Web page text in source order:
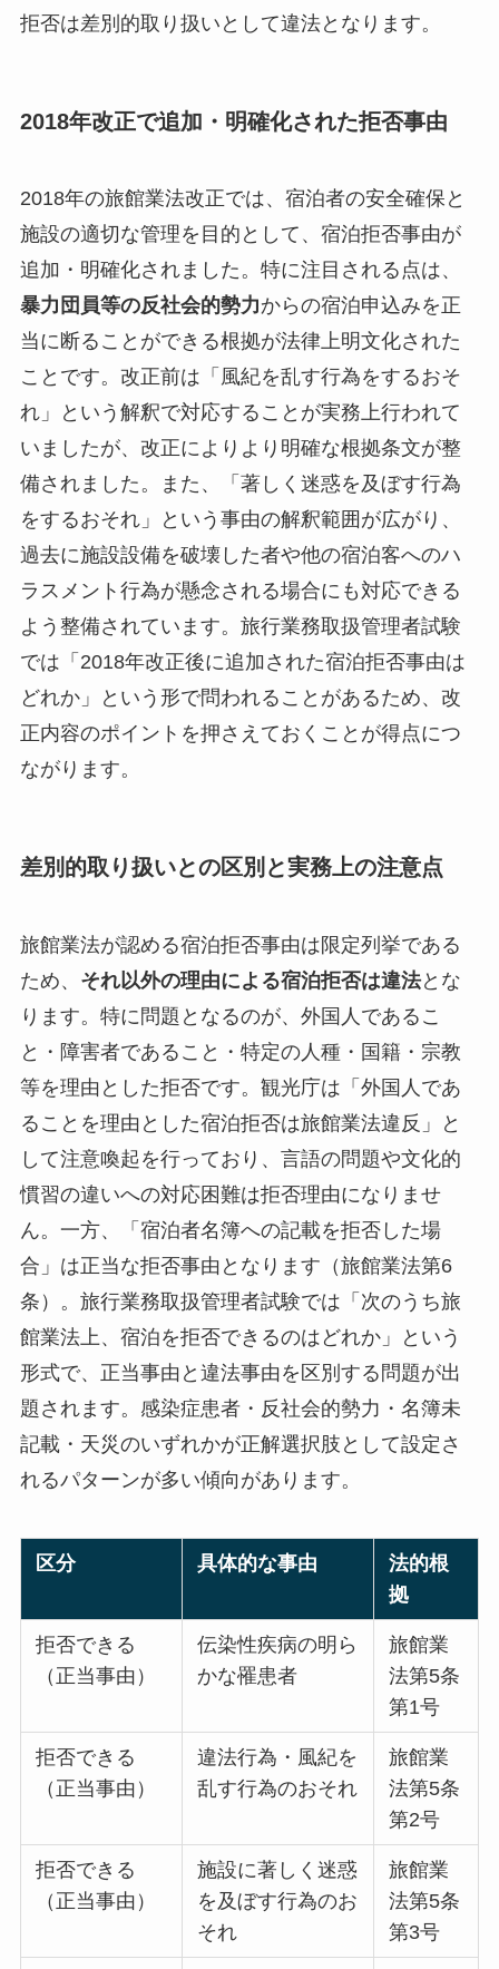
拒否は差別的取り扱いとして違法となります。
2018年改正で追加・明確化された拒否事由
2018年の旅館業法改正では、宿泊者の安全確保と
施設の適切な管理を目的として、宿泊拒否事由が
追加・明確化されました。特に注目される点は、
暴力団員等の反社会的勢力からの宿泊申込みを正
当に断ることができる根拠が法律上明文化された
ことです。改正前は「風紀を乱す行為をするおそ
れ」という解釈で対応することが実務上行われて
いましたが、改正によりより明確な根拠条文が整
備されました。また、「著しく迷惑を及ぼす行為
をするおそれ」という事由の解釈範囲が広がり、
過去に施設設備を破壊した者や他の宿泊客へのハ
ラスメント行為が懸念される場合にも対応できる
よう整備されています。旅行業務取扱管理者試験
では「2018年改正後に追加された宿泊拒否事由は
どれか」という形で問われることがあるため、改
正内容のポイントを押さえておくことが得点につ
ながります。
差別的取り扱いとの区別と実務上の注意点
旅館業法が認める宿泊拒否事由は限定列挙である
ため、 それ以外の理由による宿泊拒否は違法とな
ります。特に問題となるのが、外国人であるこ
と・障害者であること・特定の人種・国籍・宗教
等を理由とした拒否です。観光庁は「外国人であ
ることを理由とした宿泊拒否は旅館業法違反」と
して注意喚起を行っており、言語の問題や文化的
慣習の違いへの対応困難は拒否理由になりませ
ん。一方、「宿泊者名簿への記載を拒否した場
合」は正当な拒否事由となります（旅館業法第6
条）。旅行業務取扱管理者試験では「次のうち旅
館業法上、宿泊を拒否できるのはどれか」という
形式で、正当事由と違法事由を区別する問題が出
題されます。感染症患者・反社会的勢力・名簿未
記載・天災のいずれかが正解選択肢として設定さ
れるパターンが多い傾向があります。
区分 具体的な事由
法的根
拠
拒否できる
（正当事由）
伝染性疾病の明ら
かな罹患者
旅館業
法第5条
第1号
拒否できる
（正当事由）
違法行為・風紀を
乱す行為のおそれ
旅館業
法第5条
第2号
拒否できる
（正当事由）
施設に著しく迷惑
を及ぼす行為のお
それ
旅館業
法第5条
第3号